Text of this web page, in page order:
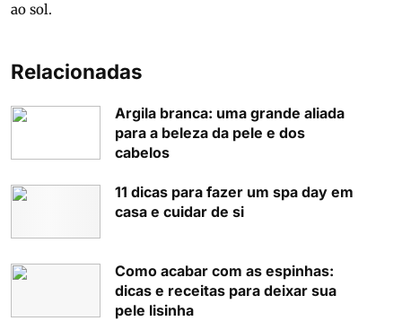
ao sol.
Relacionadas
Argila branca: uma grande aliada
para a beleza da pele e dos
cabelos
11 dicas para fazer um spa day em
casa e cuidar de si
Como acabar com as espinhas:
dicas e receitas para deixar sua
pele lisinha